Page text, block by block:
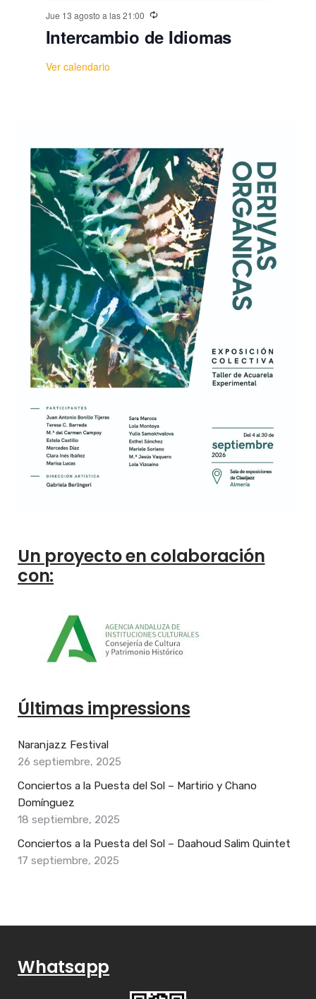
Jue 13 agosto a las 21:00
Intercambio de Idiomas
Ver calendario
Un proyecto en colaboración
con:
Últimas impressions
Naranjazz Festival
26 septiembre, 2025
Conciertos a la Puesta del Sol – Martirio y Chano
Domínguez
18 septiembre, 2025
Conciertos a la Puesta del Sol – Daahoud Salim Quintet
17 septiembre, 2025
Whatsapp